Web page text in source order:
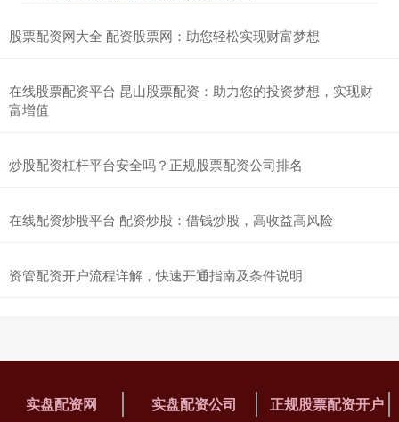
股票配资网大全 配资股票网：助您轻松实现财富梦想
在线股票配资平台 昆山股票配资：助力您的投资梦想，实现财
富增值
炒股配资杠杆平台安全吗？正规股票配资公司排名
在线配资炒股平台 配资炒股：借钱炒股，高收益高风险
资管配资开户流程详解，快速开通指南及条件说明
实盘配资网 实盘配资公司 正规股票配资开户